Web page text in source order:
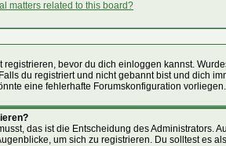
matters related to this board?
registrieren, bevor du dich einloggen kannst.
du registriert und nicht gebannt bist und dich
eine fehlerhafte Forumskonfiguration vorliegen.
das ist die Entscheidung des Administrators.
um sich zu registrieren. Du solltest es